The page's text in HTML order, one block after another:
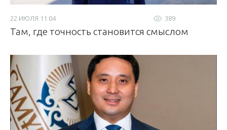
389
22 ИЮЛЯ 11:04
Там, где точность становится смыслом